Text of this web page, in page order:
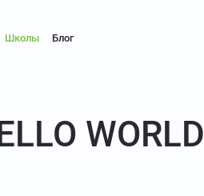
Школы Блог
WORLD